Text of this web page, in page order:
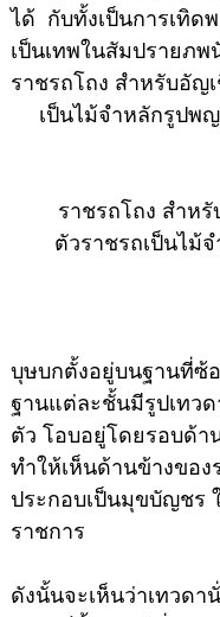
ได้ กับทั้งเป็นการเทิด
เป็นเทพในสัมปรายภพ
ราชรถโถง สำหรับอัญ
เป็นไม้จำหลักรูปพ
ราชรถโถง สำห
ตัวราชรถเป็นไม้
บุษบกตั้งอยู่บนฐานที่ซ้
ฐานแต่ละชั้นมีรูปเทว
ตัว โอบอยู่โดยรอบด้า
ทำให้เห็นด้านข้างขอ
ประกอบเป็นมุขบัญชร
ราชการ
ดังนั้นจะเห็นว่าเทวด